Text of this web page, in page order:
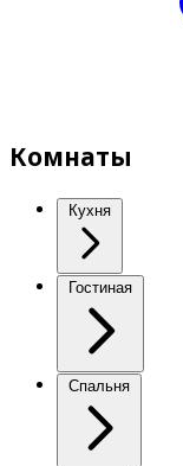
Комнаты
Кухня
Гостиная
Спальня